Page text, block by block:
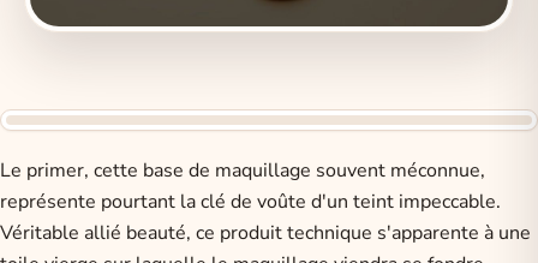
Le primer, cette base de maquillage souvent méconnue,
représente pourtant la clé de voûte d'un teint impeccable.
Véritable allié beauté, ce produit technique s'apparente à une